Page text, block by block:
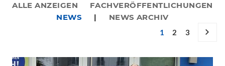
ALLE ANZEIGEN
FACHVERÖFFENTLICHUNGEN
NEWS
| NEWS ARCHIV
1 2 3